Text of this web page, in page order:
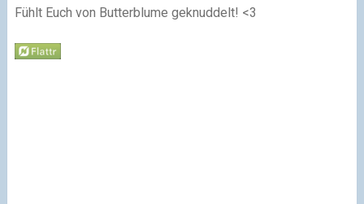
Fühlt Euch von Butterblume geknuddelt! <3